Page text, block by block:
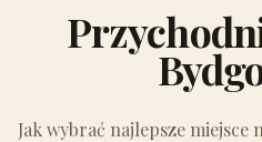
Jak wybrać najlepsze miejsce